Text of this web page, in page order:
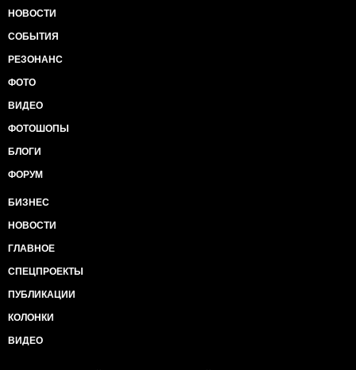
НОВОСТИ
СОБЫТИЯ
РЕЗОНАНС
ФОТО
ВИДЕО
ФОТОШОПЫ
БЛОГИ
ФОРУМ
БИЗНЕС
НОВОСТИ
ГЛАВНОЕ
СПЕЦПРОЕКТЫ
ПУБЛИКАЦИИ
КОЛОНКИ
ВИДЕО